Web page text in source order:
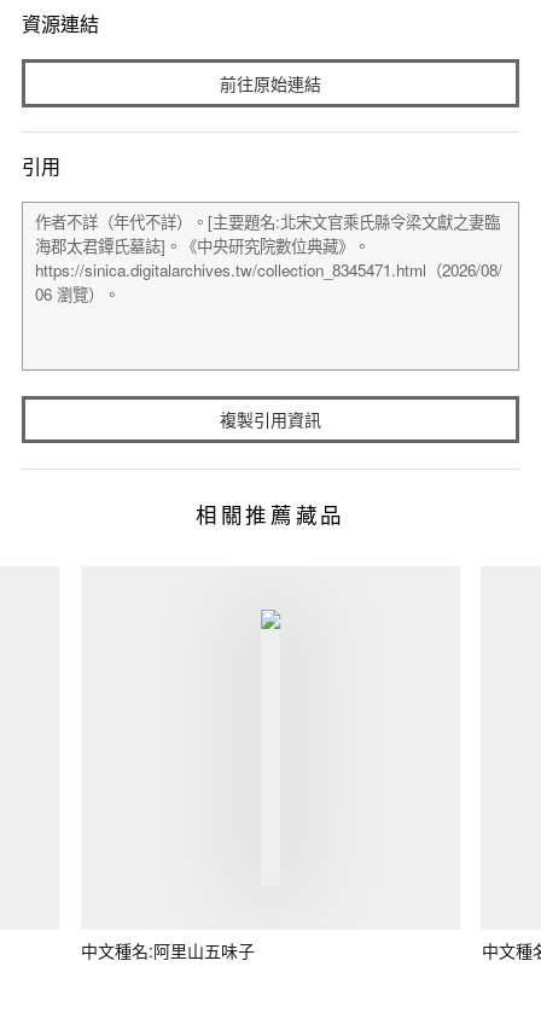
資源連結
前往原始連結
引用
複製引用資訊
相關推薦藏品
中文種名:阿里山五味子 中文種